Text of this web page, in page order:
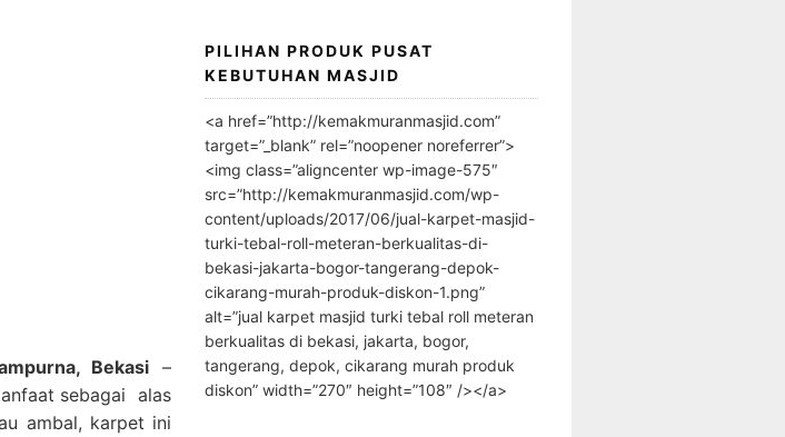
Bekasi –
sebagai alas
ambal, karpet ini
PILIHAN PRODUK PUSAT
KEBUTUHAN MASJID
<a href=”http://kemakmuranmasjid.com”
target=”_blank” rel=”noopener noreferrer”>
<img class=”aligncenter wp-image-575″
src=”http://kemakmuranmasjid.com/wp-
content/uploads/2017/06/jual-karpet-masjid-
turki-tebal-roll-meteran-berkualitas-di-
bekasi-jakarta-bogor-tangerang-depok-
cikarang-murah-produk-diskon-1.png”
alt=”jual karpet masjid turki tebal roll meteran
berkualitas di bekasi, jakarta, bogor,
tangerang, depok, cikarang murah produk
diskon” width=”270″ height=”108″ /></a>